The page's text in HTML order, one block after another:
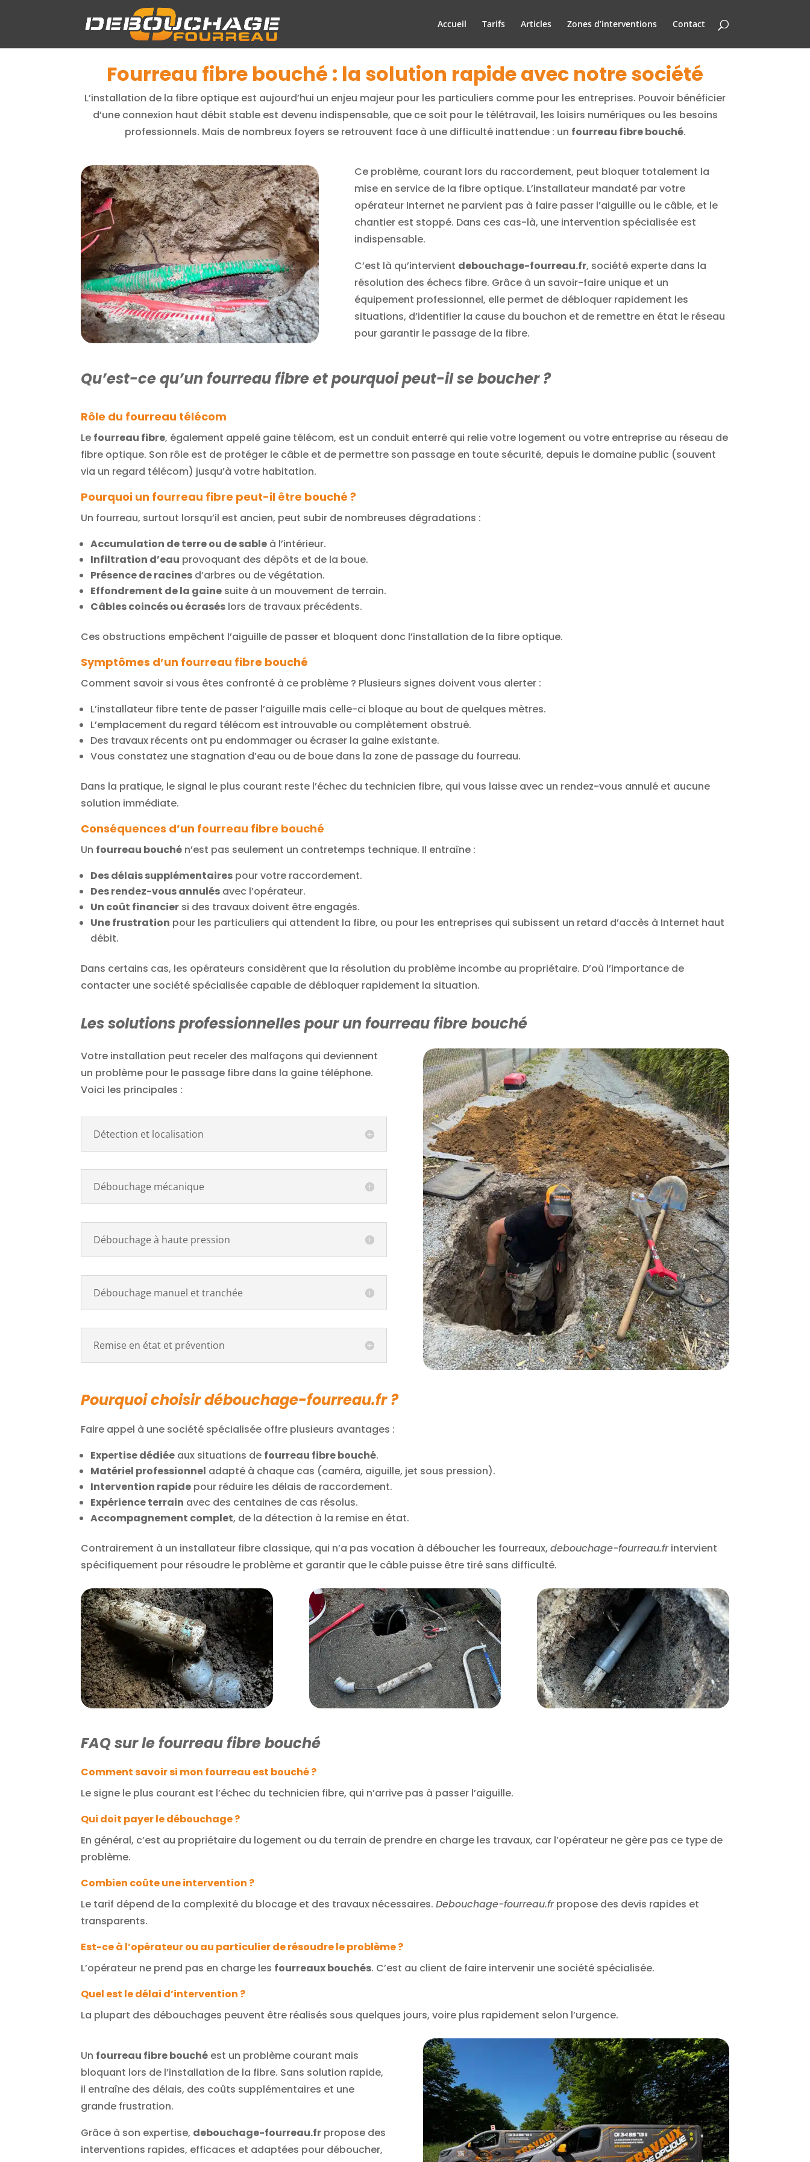
Accueil Tarifs Articles Zones d’interventions Contact
Fourreau fibre bouché : la solution rapide avec notre société
L’installation de la fibre optique est aujourd’hui un enjeu majeur pour les particuliers comme pour les entreprises. Pouvoir bénéficier
d’une connexion haut débit stable est devenu indispensable, que ce soit pour le télétravail, les loisirs numériques ou les besoins
professionnels. Mais de nombreux foyers se retrouvent face à une difficulté inattendue : un fourreau fibre bouché.
Ce problème, courant lors du raccordement, peut bloquer totalement la
mise en service de la fibre optique. L’installateur mandaté par votre
opérateur Internet ne parvient pas à faire passer l’aiguille ou le câble, et le
chantier est stoppé. Dans ces cas-là, une intervention spécialisée est
indispensable.
C’est là qu’intervient debouchage-fourreau.fr, société experte dans la
résolution des échecs fibre. Grâce à un savoir-faire unique et un
équipement professionnel, elle permet de débloquer rapidement les
situations, d’identifier la cause du bouchon et de remettre en état le réseau
pour garantir le passage de la fibre.
Qu’est-ce qu’un fourreau fibre et pourquoi peut-il se boucher ?
Rôle du fourreau télécom
Le fourreau fibre, également appelé gaine télécom, est un conduit enterré qui relie votre logement ou votre entreprise au réseau de
fibre optique. Son rôle est de protéger le câble et de permettre son passage en toute sécurité, depuis le domaine public (souvent
via un regard télécom) jusqu’à votre habitation.
Pourquoi un fourreau fibre peut-il être bouché ?
Un fourreau, surtout lorsqu’il est ancien, peut subir de nombreuses dégradations :
Accumulation de terre ou de sable à l’intérieur.
Infiltration d’eau provoquant des dépôts et de la boue.
Présence de racines d’arbres ou de végétation.
Effondrement de la gaine suite à un mouvement de terrain.
Câbles coincés ou écrasés lors de travaux précédents.
Ces obstructions empêchent l’aiguille de passer et bloquent donc l’installation de la fibre optique.
Symptômes d’un fourreau fibre bouché
Comment savoir si vous êtes confronté à ce problème ? Plusieurs signes doivent vous alerter :
L’installateur fibre tente de passer l’aiguille mais celle-ci bloque au bout de quelques mètres.
L’emplacement du regard télécom est introuvable ou complètement obstrué.
Des travaux récents ont pu endommager ou écraser la gaine existante.
Vous constatez une stagnation d’eau ou de boue dans la zone de passage du fourreau.
Dans la pratique, le signal le plus courant reste l’échec du technicien fibre, qui vous laisse avec un rendez-vous annulé et aucune
solution immédiate.
Conséquences d’un fourreau fibre bouché
Un fourreau bouché n’est pas seulement un contretemps technique. Il entraîne :
Des délais supplémentaires pour votre raccordement.
Des rendez-vous annulés avec l’opérateur.
Un coût financier si des travaux doivent être engagés.
Une frustration pour les particuliers qui attendent la fibre, ou pour les entreprises qui subissent un retard d’accès à Internet haut
débit.
Dans certains cas, les opérateurs considèrent que la résolution du problème incombe au propriétaire. D’où l’importance de
contacter une société spécialisée capable de débloquer rapidement la situation.
Les solutions professionnelles pour un fourreau fibre bouché
Votre installation peut receler des malfaçons qui deviennent
un problème pour le passage fibre dans la gaine téléphone.
Voici les principales :
Détection et localisation
Débouchage mécanique
Débouchage à haute pression
Débouchage manuel et tranchée
Remise en état et prévention
Pourquoi choisir débouchage-fourreau.fr ?
Faire appel à une société spécialisée offre plusieurs avantages :
Expertise dédiée aux situations de fourreau fibre bouché.
Matériel professionnel adapté à chaque cas (caméra, aiguille, jet sous pression).
Intervention rapide pour réduire les délais de raccordement.
Expérience terrain avec des centaines de cas résolus.
Accompagnement complet, de la détection à la remise en état.
Contrairement à un installateur fibre classique, qui n’a pas vocation à déboucher les fourreaux,debouchage-fourreau.frintervient
spécifiquement pour résoudre le problème et garantir que le câble puisse être tiré sans difficulté.
FAQ sur le fourreau fibre bouché
Comment savoir si mon fourreau est bouché ?
Le signe le plus courant est l’échec du technicien fibre, qui n’arrive pas à passer l’aiguille.
Qui doit payer le débouchage ?
En général, c’est au propriétaire du logement ou du terrain de prendre en charge les travaux, car l’opérateur ne gère pas ce type de
problème.
Combien coûte une intervention ?
Le tarif dépend de la complexité du blocage et des travaux nécessaires.Debouchage-fourreau.frpropose des devis rapides et
transparents.
Est-ce à l’opérateur ou au particulier de résoudre le problème ?
L’opérateur ne prend pas en charge les fourreaux bouchés. C’est au client de faire intervenir une société spécialisée.
Quel est le délai d’intervention ?
La plupart des débouchages peuvent être réalisés sous quelques jours, voire plus rapidement selon l’urgence.
Un fourreau fibre bouché est un problème courant mais
bloquant lors de l’installation de la fibre. Sans solution rapide,
il entraîne des délais, des coûts supplémentaires et une
grande frustration.
Grâce à son expertise, debouchage-fourreau.fr propose des
interventions rapides, efficaces et adaptées pour déboucher,